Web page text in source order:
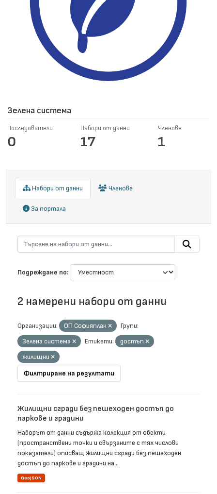
Зелена система
Последователи
0
Набори от данни
17
Членове
1
Набори от данни Членове
За портала
Подреждане по
2 намерени набори от данни
Организации: ОП Софияплан
Групи:
Зелена система
Етикети:
достъп
жилищни
Филтриране на резултати
Жилищни сгради без пешеходен достъп до
паркове и градини
Наборът от данни съдържа колекция от обекти
(пространствени точки и свързаните с тях числови
показатели) описващ жилищни сгради без пешеходен
достъп до паркове и градини на...
GeoJSON